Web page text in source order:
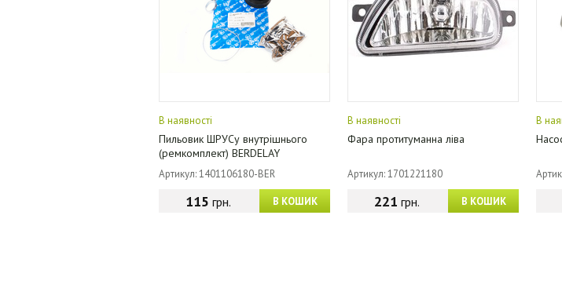
В наявності
Пильовик ШРУСу внутрішнього
(ремкомплект) BERDELAY
Артикул: 1401106180-BER
В КОШИК
115 грн.
В наявності
Фара протитуманна ліва
Артикул: 1701221180
В КОШИК
221 грн.
В